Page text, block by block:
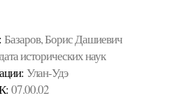
Базаров, Борис Дашиевич
исторических наук
Улан-Удэ
07.00.02